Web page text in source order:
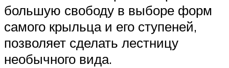
большую свободу в выборе форм
самого крыльца и его ступеней,
позволяет сделать лестницу
необычного вида.